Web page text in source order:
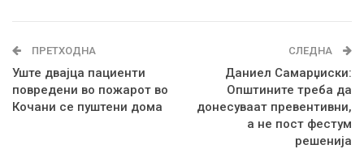
ПРЕТХОДНА
Уште двајца пациенти
повредени во пожарот во
Кочани се пуштени дома
СЛЕДНА
Даниел Самарџиски:
Општините треба да
донесуваат превентивни,
а не пост фестум
решенија